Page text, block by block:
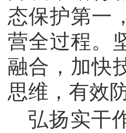
态保护第一
营全过程。
融合，加快
思维，有效
弘扬实干